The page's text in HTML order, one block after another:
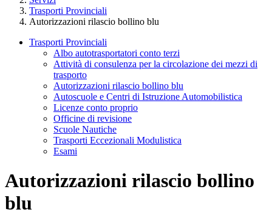
Trasporti Provinciali
Autorizzazioni rilascio bollino blu
Trasporti Provinciali
Albo autotrasportatori conto terzi
Attività di consulenza per la circolazione dei mezzi di
trasporto
Autorizzazioni rilascio bollino blu
Autoscuole e Centri di Istruzione Automobilistica
Licenze conto proprio
Officine di revisione
Scuole Nautiche
Trasporti Eccezionali Modulistica
Esami
Autorizzazioni rilascio bollino
blu